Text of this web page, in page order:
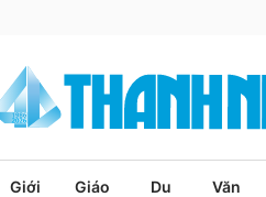
Giới
Giáo
Du
Văn